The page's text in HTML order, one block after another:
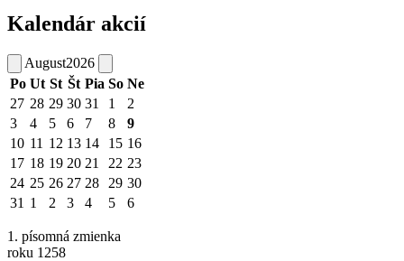
Kalendár akcií
August2026
Po Ut St Št Pia So Ne
27 28 29 30 31 1
2
3
4 5 6 7 8
9
10 11 12 13 14 15 16
17 18 19 20 21 22 23
24 25 26 27 28 29 30
31 1 2 3 4 5 6
1. písomná zmienka
roku 1258